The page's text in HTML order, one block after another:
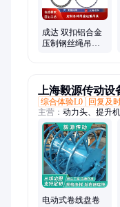
成达 双扣铝合金
压制钢丝绳吊具
上海毅源传动设
综合体验L0
回复及
主营： 动力头、提升
轮、钻井平台、泵车
压绞盘、总成太阳轮
车改装绞盘、液压卷
车、水平定向钻、车
电动式卷线盘卷